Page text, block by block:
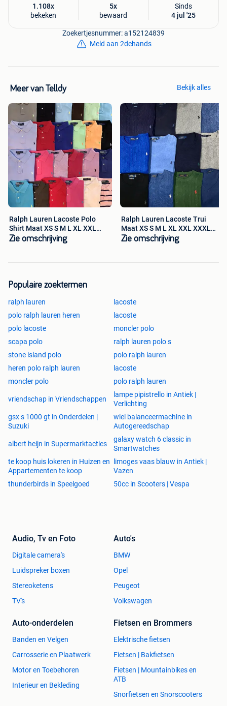
1.108x
bekeken
5x
bewaard
Sinds
4 jul '25
Zoekertjesnummer: a152124839
Meld aan 2dehands
Meer van Telldy Bekijk alles
Ralph Lauren Lacoste Polo
Shirt Maat XS S M L XL XXL
XXXL
Zie omschrijving
Ralph Lauren Lacoste Trui
Maat XS S M L XL XXL XXXL
XXXXL
Zie omschrijving
Populaire zoektermen
ralph lauren
lacoste
polo ralph lauren heren
lacoste
polo lacoste
moncler polo
scapa polo
ralph lauren polo s
stone island polo
polo ralph lauren
heren polo ralph lauren
lacoste
moncler polo
polo ralph lauren
vriendschap in Vriendschappen
lampe pipistrello in Antiek |
Verlichting
gsx s 1000 gt in Onderdelen |
Suzuki
wiel balanceermachine in
Autogereedschap
albert heijn in Supermarktacties
galaxy watch 6 classic in
Smartwatches
te koop huis lokeren in Huizen en
Appartementen te koop
limoges vaas blauw in Antiek |
Vazen
thunderbirds in Speelgoed
50cc in Scooters | Vespa
Audio, Tv en Foto
Digitale camera's
Luidspreker boxen
Stereoketens
TV's
Auto's
BMW
Opel
Peugeot
Volkswagen
Auto-onderdelen
Banden en Velgen
Carrosserie en Plaatwerk
Motor en Toebehoren
Interieur en Bekleding
Fietsen en Brommers
Elektrische fietsen
Fietsen | Bakfietsen
Fietsen | Mountainbikes en
ATB
Snorfietsen en Snorscooters